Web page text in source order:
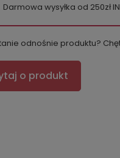
Darmowa wysyłka od 250zł
odnośnie produktu?
o produkt